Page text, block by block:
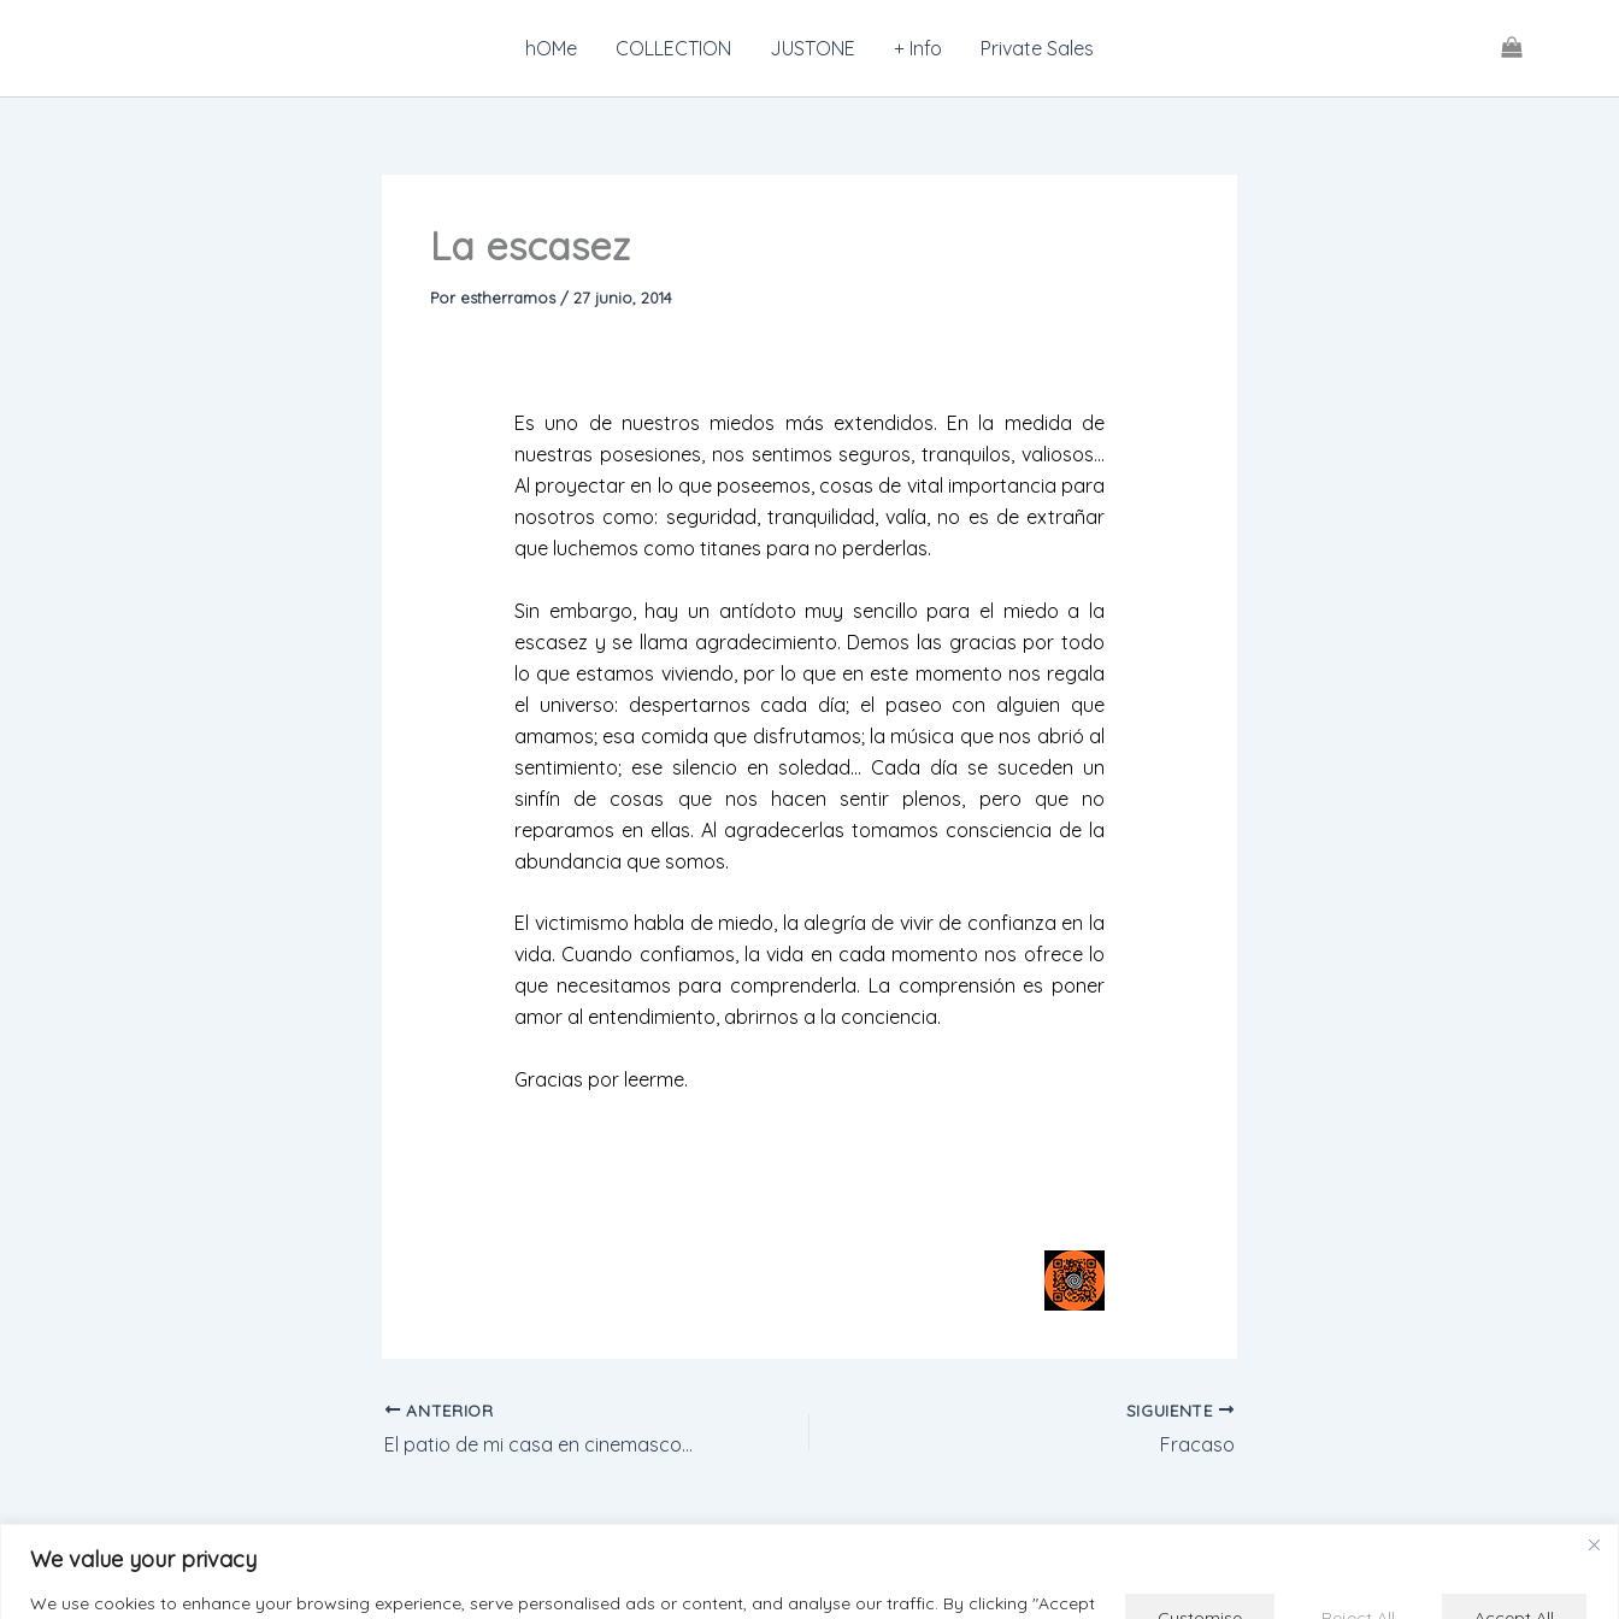
We value your privacy
We use cookies to enhance your browsing experience, serve personalised ads or content, and analyse our traffic. By clicking "Accept
hOMe COLLECTION JUSTONE + Info Private Sales
La escasez
Por estherramos / 27 junio, 2014
Es uno de nuestros miedos más extendidos. En la medida de
nuestras posesiones, nos sentimos seguros, tranquilos, valiosos…
Al proyectar en lo que poseemos, cosas de vital importancia para
nosotros como: seguridad, tranquilidad, valía, no es de extrañar
que luchemos como titanes para no perderlas.
Sin embargo, hay un antídoto muy sencillo para el miedo a la
escasez y se llama agradecimiento. Demos las gracias por todo
lo que estamos viviendo, por lo que en este momento nos regala
el universo: despertarnos cada día; el paseo con alguien que
amamos; esa comida que disfrutamos; la música que nos abrió al
sentimiento; ese silencio en soledad… Cada día se suceden un
sinfín de cosas que nos hacen sentir plenos, pero que no
reparamos en ellas. Al agradecerlas tomamos consciencia de la
abundancia que somos.
El victimismo habla de miedo, la alegría de vivir de confianza en la
vida. Cuando confiamos, la vida en cada momento nos ofrece lo
que necesitamos para comprenderla. La comprensión es poner
amor al entendimiento, abrirnos a la conciencia.
Gracias por leerme.
ANTERIOR
El patio de mi casa en cinemascope y sin colorear – Esther Ramos tras la Luz
SIGUIENTE
Fracaso
© 2026 Esther Ramos Términos y Condiciones info@estherramos.com